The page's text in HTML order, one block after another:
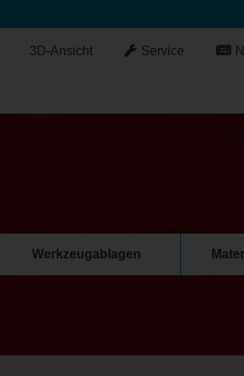
3D-Ansicht Service
Werkzeugablagen